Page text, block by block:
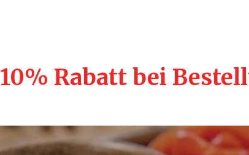
10% Rabatt bei